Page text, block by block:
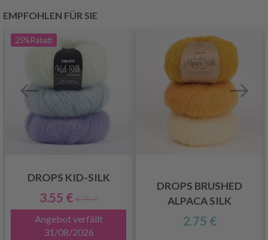
EMPFOHLEN FÜR SIE
25%Rabatt
DROPS KID-SILK
3.55 €4.75 €
Angebot verfällt
31/08/2026
DROPS BRUSHED
ALPACA SILK
2.75 €